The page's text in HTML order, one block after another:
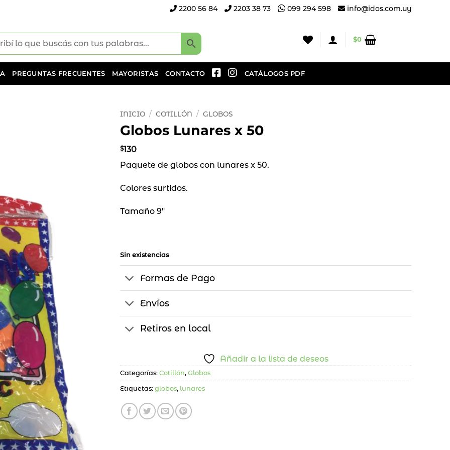
2200 56 84 2203 38 73 099 294 598 info@idos.com.uy
$0
PREGUNTAS FRECUENTES MAYORISTAS CONTACTO CATÁLOGOS PDF
INICIO / COTILLÓN / GLOBOS
Globos Lunares x 50
$130
Paquete de globos con lunares x 50.
Colores surtidos.
Tamaño 9″
Sin existencias
Formas de Pago
Envíos
Retiros en local
Añadir a la lista de deseos
Categorías: Cotillón, Globos
Etiquetas: globos, lunares